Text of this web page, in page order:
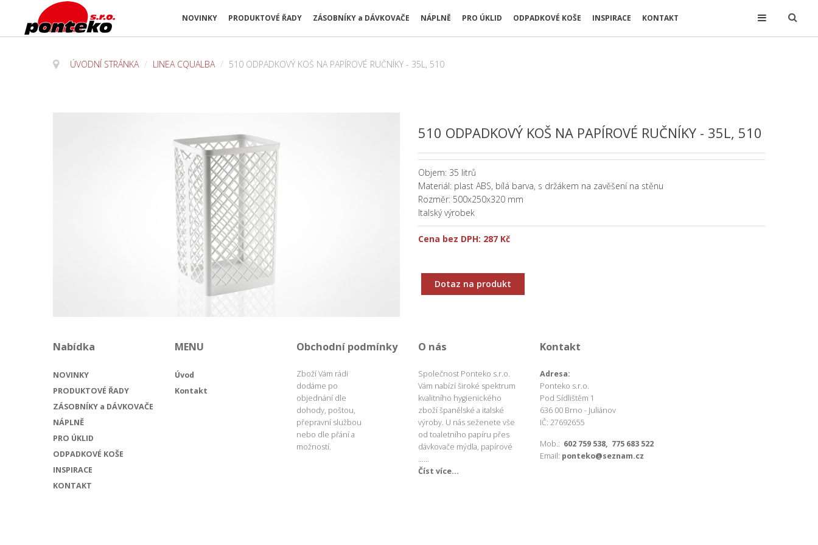
NOVINKY PRODUKTOVÉ ŘADY ZÁSOBNÍKY a DÁVKOVAČE NÁPLNĚ PRO ÚKLID ODPADKOVÉ KOŠE INSPIRACE KONTAKT
ÚVODNÍ STRÁNKA / LINEA CQUALBA / 510 ODPADKOVÝ KOŠ NA PAPÍROVÉ RUČNÍKY - 35L, 510
510 ODPADKOVÝ KOŠ NA PAPÍROVÉ RUČNÍKY - 35L, 510
Objem: 35 litrů
Materiál: plast ABS, bílá barva, s držákem na zavěšení na stěnu
Rozměr: 500x250x320 mm
Italský výrobek
Cena bez DPH: 287 Kč
Dotaz na produkt
Nabídka
NOVINKY
PRODUKTOVÉ ŘADY
ZÁSOBNÍKY a DÁVKOVAČE
NÁPLNĚ
PRO ÚKLID
ODPADKOVÉ KOŠE
INSPIRACE
KONTAKT
MENU
Úvod
Kontakt
Obchodní podmínky
Zboží Vám rádi
dodáme po
objednání dle
dohody, poštou,
přepravní službou
nebo dle přání a
možností.
O nás
Společnost Ponteko s.r.o.
Vám nabízí široké spektrum
kvalitního hygienického
zboží španělské a italské
výroby. U nás seženete vše
od toaletního papíru přes
dávkovače mýdla, papírové
......
Číst více...
Kontakt
Adresa:
Ponteko s.r.o.
Pod Sídlištěm 1
636 00 Brno - Juliánov
IČ: 27692655
Mob.: 602 759 538, 775 683 522
Email: ponteko@seznam.cz